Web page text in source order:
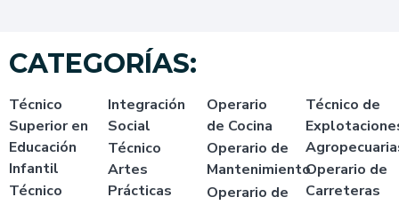
CATEGORÍAS:
Técnico
Superior en
Educación
Infantil
Técnico
Integración
Social
Técnico
Artes
Prácticas
Operario
de Cocina
Operario de
Mantenimiento
Operario de
Técnico de
Operario de
Carreteras